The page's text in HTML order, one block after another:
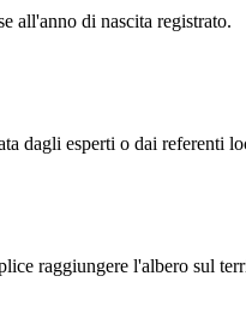
all'anno di nascita registrato.
dagli esperti o dai referenti
raggiungere l'albero sul